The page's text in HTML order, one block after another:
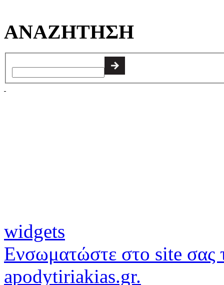
ΑΝΑΖΗΤΗΣΗ
widgets
Ενσωματώστε στο site σας
apodytiriakias.gr.